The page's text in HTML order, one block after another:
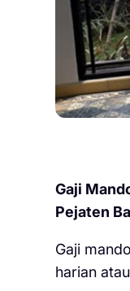
Gaji
Pejaten
Gaji
harian